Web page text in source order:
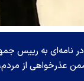
به رییس
عذرخواهی از